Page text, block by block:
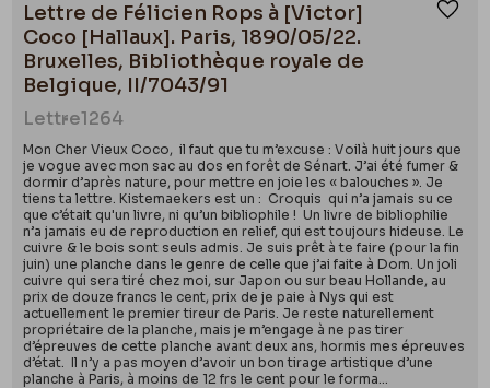
Lettre de Félicien Rops à [Victor]
Coco [Hallaux]. Paris, 1890/05/22.
Bruxelles, Bibliothèque royale de
Belgique, II/7043/91
Lettre1264
Mon Cher Vieux Coco, il faut que tu m’excuse : Voilà huit jours que
je vogue avec mon sac au dos en forêt de Sénart. J’ai été fumer &
dormir d’après nature, pour mettre en joie les « balouches ». Je
tiens ta lettre. Kistemaekers est un : Croquis qui n’a jamais su ce
que c’était qu'un livre, ni qu’un bibliophile ! Un livre de bibliophilie
n’a jamais eu de reproduction en relief, qui est toujours hideuse. Le
cuivre & le bois sont seuls admis. Je suis prêt à te faire (pour la fin
juin) une planche dans le genre de celle que j’ai faite à Dom. Un joli
cuivre qui sera tiré chez moi, sur Japon ou sur beau Hollande, au
prix de douze francs le cent, prix de je paie à Nys qui est
actuellement le premier tireur de Paris. Je reste naturellement
propriétaire de la planche, mais je m’engage à ne pas tirer
d’épreuves de cette planche avant deux ans, hormis mes épreuves
d’état. Il n’y a pas moyen d’avoir un bon tirage artistique d’une
planche à Paris, à moins de 12 frs le cent pour le forma...